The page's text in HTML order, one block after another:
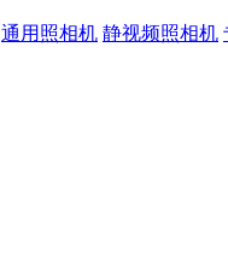
通用照相机 静视频照相机